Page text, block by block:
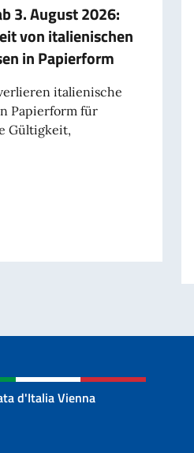
3. August 2026:
von italienischen
in Papierform
italienische
Papierform für
Gültigkeit,
d'Italia Vienna